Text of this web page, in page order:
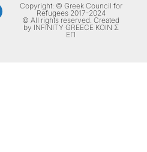
Copyright: © Greek Council for
Refugees 2017-2024
© All rights reserved. Created
by INFINITY GREECE ΚΟΙΝ Σ
ΕΠ